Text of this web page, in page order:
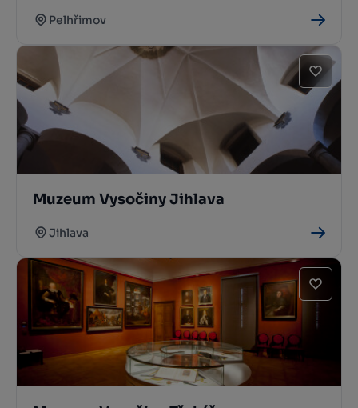
Pelhřimov
Muzeum Vysočiny Jihlava
Jihlava